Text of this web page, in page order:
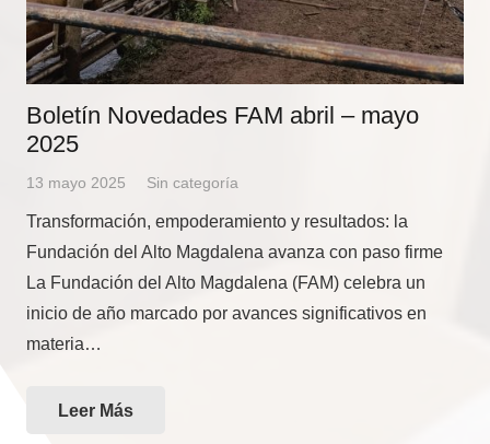
Boletín Novedades FAM abril – mayo
2025
13 mayo 2025 Sin categoría
Transformación, empoderamiento y resultados: la
Fundación del Alto Magdalena avanza con paso firme
La Fundación del Alto Magdalena (FAM) celebra un
inicio de año marcado por avances significativos en
materia…
Leer Más